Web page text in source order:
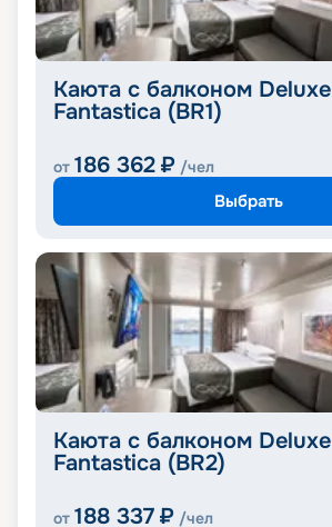
Каюта с балконом Deluxe
Fantastica (BR1)
от 186 362 ₽ /чел
Выбрать
Каюта с балконом Deluxe
Fantastica (BR2)
от 188 337 ₽ /чел